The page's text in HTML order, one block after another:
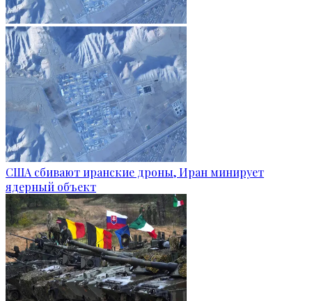
США сбивают иранские дроны, Иран минирует
ядерный объект